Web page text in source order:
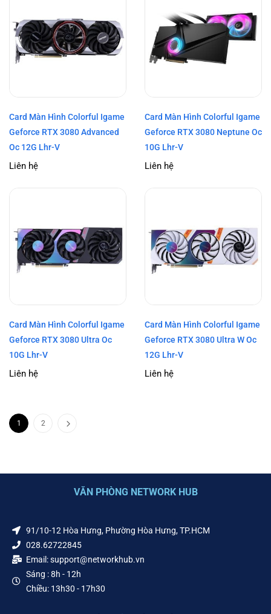
Card Màn Hình Colorful Igame
Geforce RTX 3080 Advanced
Oc 12G Lhr-V
Liên hệ
Card Màn Hình Colorful Igame
Geforce RTX 3080 Neptune Oc
10G Lhr-V
Liên hệ
Card Màn Hình Colorful Igame
Geforce RTX 3080 Ultra Oc
10G Lhr-V
Liên hệ
Card Màn Hình Colorful Igame
Geforce RTX 3080 Ultra W Oc
12G Lhr-V
Liên hệ
1 2
VĂN PHÒNG NETWORK HUB
91/10-12 Hòa Hưng, Phường Hòa Hưng, TP.HCM
028.62722845
Email: support@networkhub.vn
Sáng : 8h - 12h
Chiều: 13h30 - 17h30